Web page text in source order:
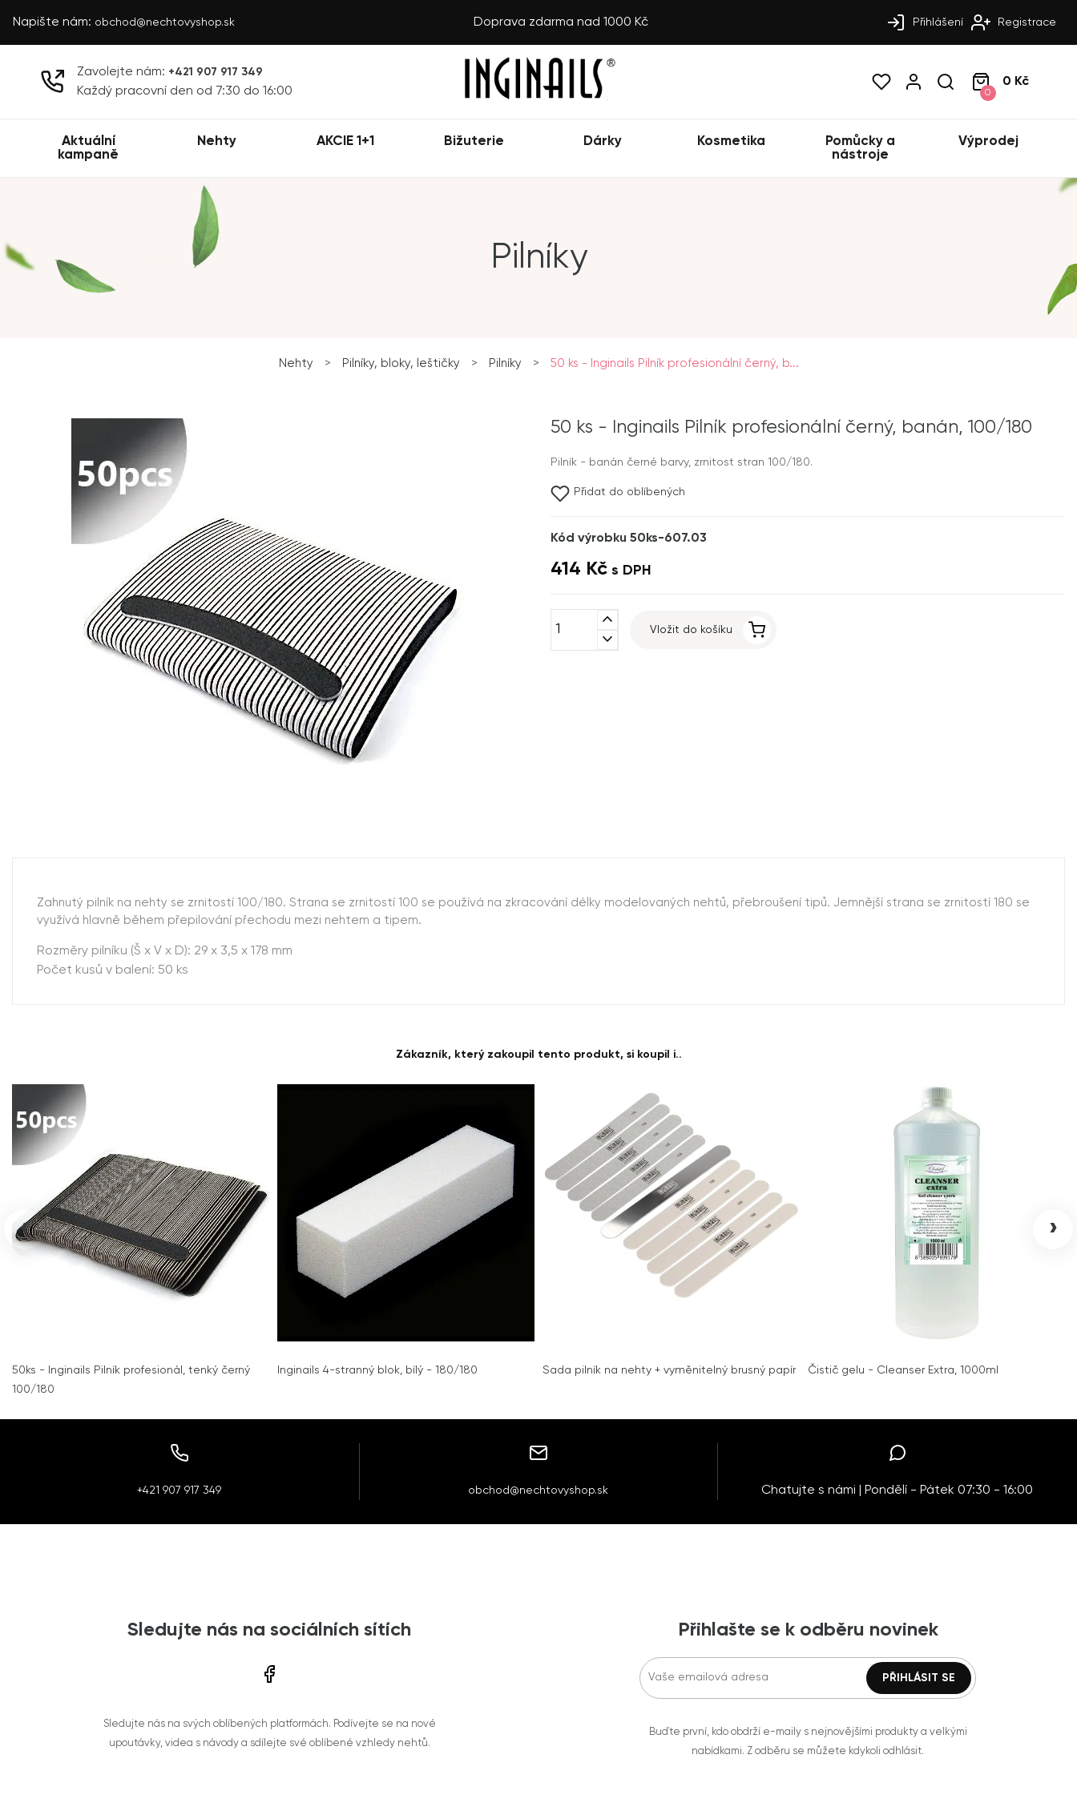
Napište nám: obchod@nechtovyshop.sk Doprava zdarma nad 1000 Kč Přihlášení Registrace
Zavolejte nám: +421 907 917 349
Každý pracovní den od 7:30 do 16:00 0
0 Kč
Aktuální
kampaně
Nehty AKCIE 1+1 Bižuterie Dárky Kosmetika
Pomůcky a
nástroje
Výprodej
Pilníky
Nehty > Pilníky, bloky, leštičky > Pilníky > 50 ks - Inginails Pilník profesionální černý, b...
50 ks - Inginails Pilník profesionální černý, banán, 100/180
Pilník - banán černé barvy, zrnitost stran 100/180.
Přidat do oblíbených
Kód výrobku 50ks-607.03
414 Kč s DPH
expand_less
expand_more
Vložit do košíku
Zahnutý pilník na nehty se zrnitostí 100/180. Strana se zrnitostí 100 se používá na zkracování délky modelovaných nehtů, přebroušení tipů. Jemnější strana se zrnitostí 180 se
využívá hlavně během přepilování přechodu mezi nehtem a tipem.
Rozměry pilníku (Š x V x D): 29 x 3,5 x 178 mm
Počet kusů v balení: 50 ks
Zákazník, který zakoupil tento produkt, si koupil i..
50ks - Inginails Pilník profesionál, tenký černý
100/180
Inginails 4-stranný blok, bílý - 180/180 Sada pilník na nehty + vyměnitelný brusný papír Čistič gelu - Cleanser Extra, 1000ml
‹ ›
+421 907 917 349 obchod@nechtovyshop.sk Chatujte s námi | Pondělí - Pátek 07:30 - 16:00
Sledujte nás na sociálních sítích
Sledujte nás na svých oblíbených platformách. Podívejte se na nové
upoutávky, videa s návody a sdílejte své oblíbené vzhledy nehtů.
Přihlašte se k odběru novinek
Buďte první, kdo obdrží e-maily s nejnovějšími produkty a velkými
nabídkami. Z odběru se můžete kdykoli odhlásit.